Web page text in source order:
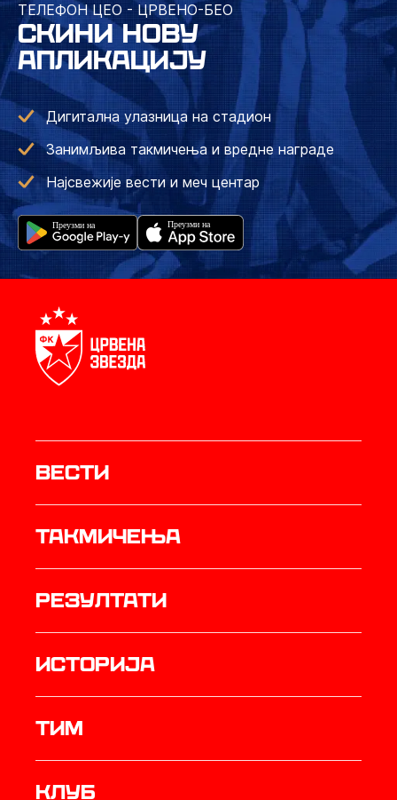
ТЕЛЕФОН ЦЕО - ЦРВЕНО-БЕО
СКИНИ НОВУ
АПЛИКАЦИЈУ
Дигитална улазница на стадион
Занимљива такмичења и вредне награде
Најсвежије вести и меч центар
Вести
Такмичења
резултати
историја
ТИМ
Клуб